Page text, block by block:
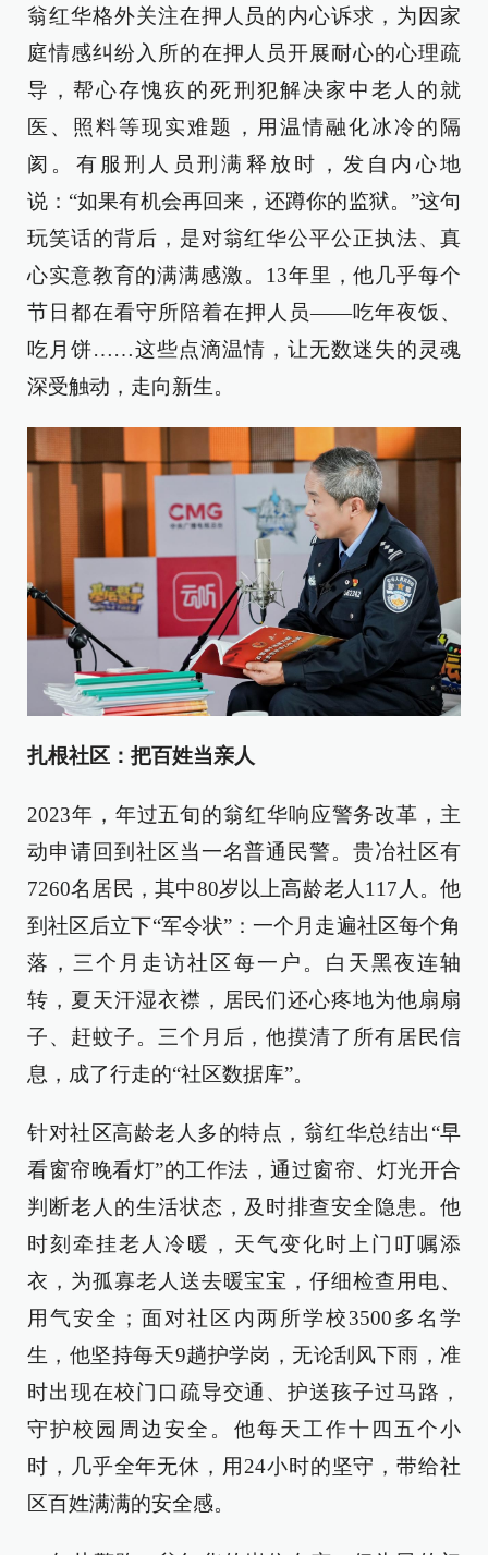
翁红华格外关注在押人员的内心诉求，为因家
庭情感纠纷入所的在押人员开展耐心的心理疏
导，帮心存愧疚的死刑犯解决家中老人的就
医、照料等现实难题，用温情融化冰冷的隔
阂。有服刑人员刑满释放时，发自内心地
说：“如果有机会再回来，还蹲你的监狱。”这句
玩笑话的背后，是对翁红华公平公正执法、真
心实意教育的满满感激。13年里，他几乎每个
节日都在看守所陪着在押人员——吃年夜饭、
吃月饼……这些点滴温情，让无数迷失的灵魂
深受触动，走向新生。
扎根社区：把百姓当亲人
2023年，年过五旬的翁红华响应警务改革，主
动申请回到社区当一名普通民警。贵冶社区有
7260名居民，其中80岁以上高龄老人117人。他
到社区后立下“军令状”：一个月走遍社区每个角
落，三个月走访社区每一户。白天黑夜连轴
转，夏天汗湿衣襟，居民们还心疼地为他扇扇
子、赶蚊子。三个月后，他摸清了所有居民信
息，成了行走的“社区数据库”。
针对社区高龄老人多的特点，翁红华总结出“早
看窗帘晚看灯”的工作法，通过窗帘、灯光开合
判断老人的生活状态，及时排查安全隐患。他
时刻牵挂老人冷暖，天气变化时上门叮嘱添
衣，为孤寡老人送去暖宝宝，仔细检查用电、
用气安全；面对社区内两所学校3500多名学
生，他坚持每天9趟护学岗，无论刮风下雨，准
时出现在校门口疏导交通、护送孩子过马路，
守护校园周边安全。他每天工作十四五个小
时，几乎全年无休，用24小时的坚守，带给社
区百姓满满的安全感。